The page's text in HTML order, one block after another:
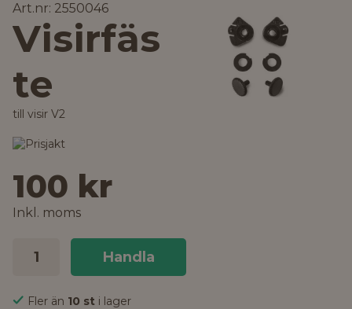
Art.nr: 2550046
Visirfäs
te
till visir V2
100 kr
Inkl. moms
Handla
Fler än 10 st i lager